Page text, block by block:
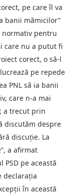
pe care îl va
banii mămicilor”
normativ pentru
care nu a putut fi
corect, o să-l
pe repede
PNL să ia banii
care n-a mai
a trecut prin
discutăm despre
discuţie. La
a afirmat
pe această
declaraţia
în această